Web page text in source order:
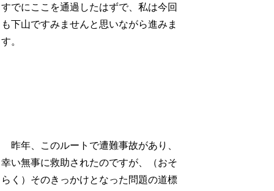
すでにここを通過したはずで、私は今回
も下山ですみませんと思いながら進みま
す。
昨年、このルートで遭難事故があり、
幸い無事に救助されたのですが、（おそ
らく）そのきっかけとなった問題の道標